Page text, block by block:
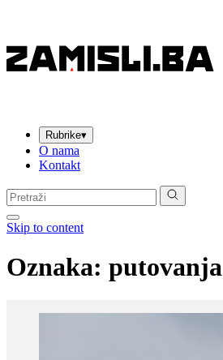
Rubrike▾
O nama
Kontakt
Pretraga:
Skip to content
Oznaka: putovanja